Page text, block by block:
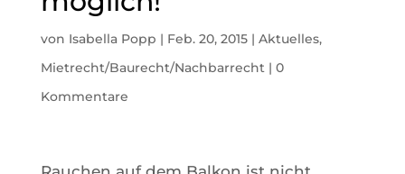
von Isabella Popp | Feb. 20, 2015| Aktuelles,
Mietrecht/Baurecht/Nachbarrecht| 0
Kommentare